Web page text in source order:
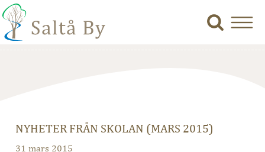
NYHETER FRÅN SKOLAN (MARS 2015)
31 mars 2015